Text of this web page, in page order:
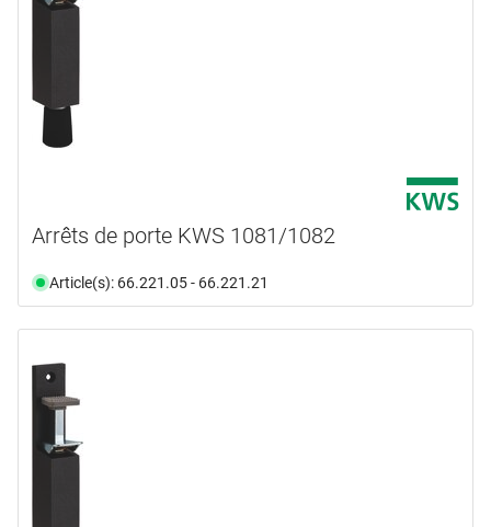
Arrêts de porte KWS 1081/1082
Article(s): 66.221.05 - 66.221.21